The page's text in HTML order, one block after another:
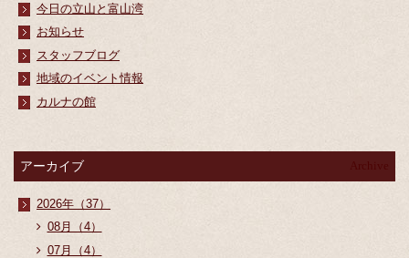
今日の立山と富山湾
お知らせ
スタッフブログ
地域のイベント情報
カルナの館
アーカイブ
2026年（37）
08月（4）
07月（4）